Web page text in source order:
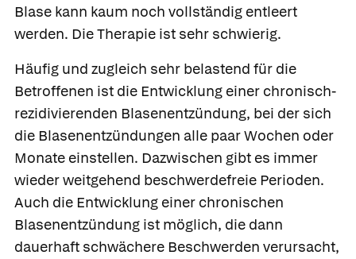
Blase kann kaum noch vollständig entleert
werden. Die Therapie ist sehr schwierig.
Häufig und zugleich sehr belastend für die
Betroffenen ist die Entwicklung einer chronisch-
rezidivierenden Blasenentzündung, bei der sich
die Blasenentzündungen alle paar Wochen oder
Monate einstellen. Dazwischen gibt es immer
wieder weitgehend beschwerdefreie Perioden.
Auch die Entwicklung einer chronischen
Blasenentzündung ist möglich, die dann
dauerhaft schwächere Beschwerden verursacht,